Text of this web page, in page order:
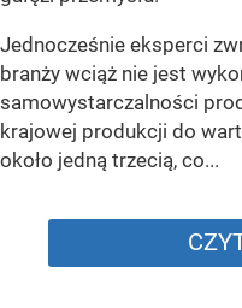
Jednocześnie eksperci
branży wciąż nie jest
samowystarczalności
krajowej produkcji do
około jedną trzecią, co...